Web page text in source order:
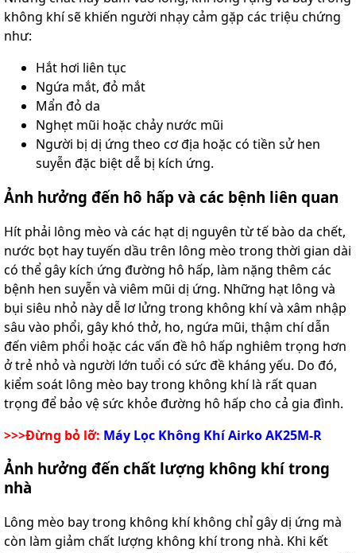
không khí sẽ khiến người nhạy cảm gặp các triệu chứng
như:
Hắt hơi liên tục
Ngứa mắt, đỏ mắt
Mẩn đỏ da
Nghẹt mũi hoặc chảy nước mũi
Người bị dị ứng theo cơ địa hoặc có tiền sử hen
suyễn đặc biệt dễ bị kích ứng.
Ảnh hưởng đến hô hấp và các bệnh liên quan
Hít phải lông mèo và các hạt dị nguyên từ tế bào da chết,
nước bọt hay tuyến dầu trên lông mèo trong thời gian dài
có thể gây kích ứng đường hô hấp, làm nặng thêm các
bệnh hen suyễn và viêm mũi dị ứng. Những hạt lông và
bụi siêu nhỏ này dễ lơ lửng trong không khí và xâm nhập
sâu vào phổi, gây khó thở, ho, ngứa mũi, thậm chí dẫn
đến viêm phổi hoặc các vấn đề hô hấp nghiêm trọng hơn
ở trẻ nhỏ và người lớn tuổi có sức đề kháng yếu. Do đó,
kiểm soát lông mèo bay trong không khí là rất quan
trọng để bảo vệ sức khỏe đường hô hấp cho cả gia đình.
>>>Đừng bỏ lỡ: Máy Lọc Không Khí Airko AK25M-R
Ảnh hưởng đến chất lượng không khí trong
nhà
Lông mèo bay trong không khí không chỉ gây dị ứng mà
còn làm giảm chất lượng không khí trong nhà. Khi kết